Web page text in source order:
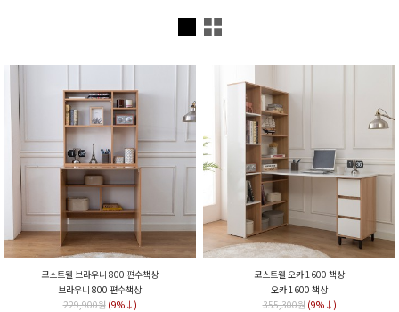
코스트웰 브라우니 800 편수책상
브라우니 800 편수책상
229,900원 (9%↓)
코스트웰 오카 1600 책상
오카 1600 책상
355,300원 (9%↓)